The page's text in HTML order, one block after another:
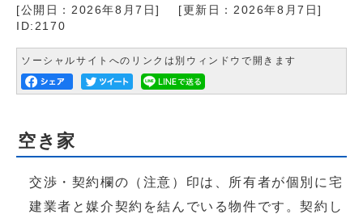
[公開日： 2026年8月7日] [更新日： 2026年8月7日]
ID:2170
ソーシャルサイトへのリンクは別ウィンドウで開きます
空き家
交渉・契約欄の（注意）印は、所有者が個別に宅
建業者と媒介契約を結んでいる物件です。契約し